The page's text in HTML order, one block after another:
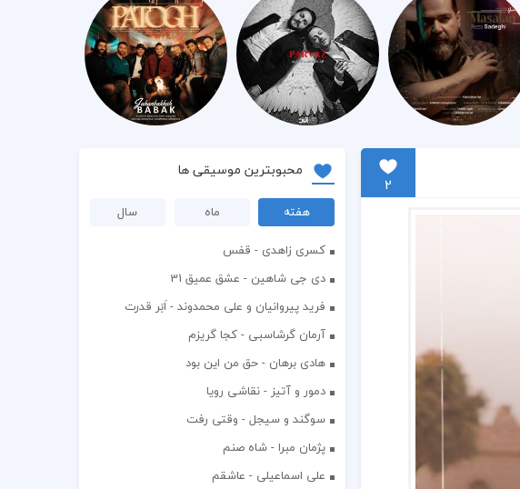
2
محبوبترین موسیقی ها
هفته ماه
سال
کسری زاهدی - قفس
دی جی شاهین - عشق عمیق 31
فرید پیروانیان و علی محمدوند - اَبَر قدرت
آرمان گرشاسبی - کجا گریزم
هادی برهان - حق من این بود
دمور و آتیز - نقاشی رویا
سوگند و سیجل - وقتی رفت
پژمان مبرا - شاه صنم
علی اسماعیلی - عاشقم